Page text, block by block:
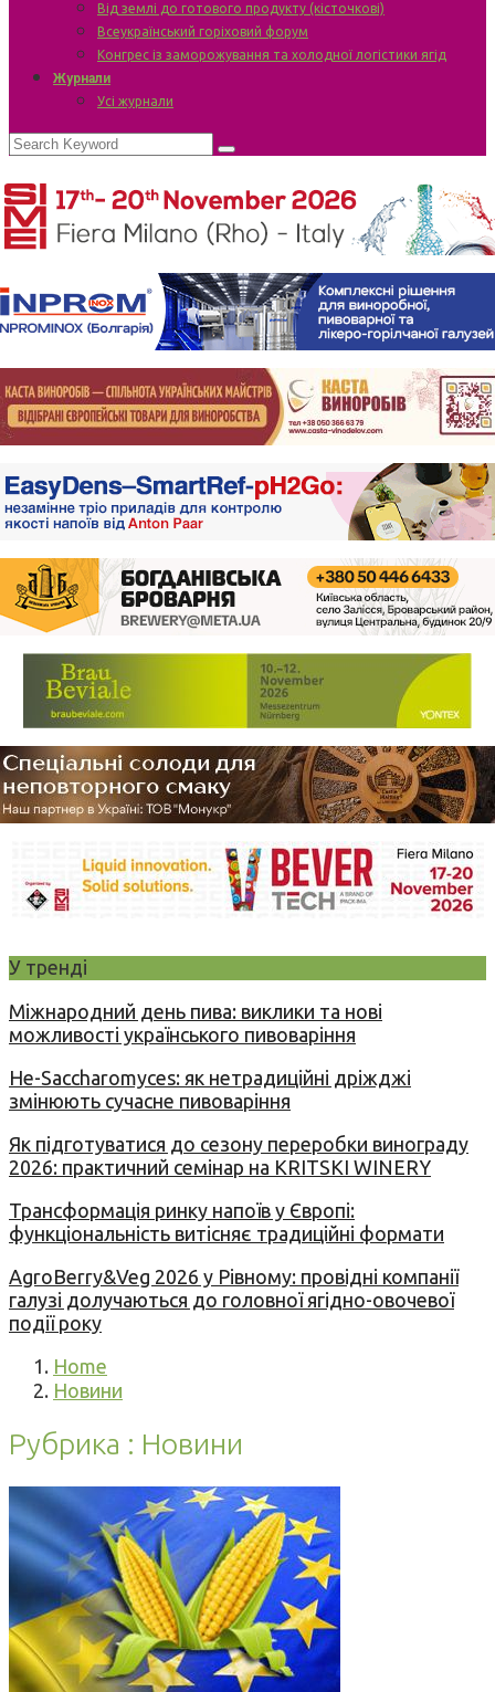
Від землі до готового продукту (кісточкові)
Всеукраїнський горіховий форум
Конгрес із заморожування та холодної логістики ягід
Журнали
Усі журнали
У тренді
Міжнародний день пива: виклики та нові
можливості українського пивоваріння
Не-Saccharomyces: як нетрадиційні дріжджі
змінюють сучасне пивоваріння
Як підготуватися до сезону переробки винограду
2026: практичний семінар на KRITSKI WINERY
Трансформація ринку напоїв у Європі:
функціональність витісняє традиційні формати
AgroBerry&Veg 2026 у Рівному: провідні компанії
галузі долучаються до головної ягідно-овочевої
події року
Home
Новини
Рубрика : Новини